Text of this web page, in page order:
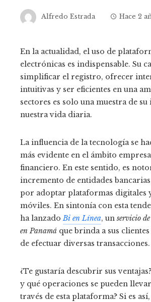
Alfredo Estrada Hace 2
En la actualidad, el uso de
electrónicas es indispensable. Su
simplificar el registro, ofrecer
intuitivas y ser eficientes en una
sectores es solo una muestra de
nuestra vida diaria.
La influencia de la tecnología se
más evidente en el ámbito
financiero. En este sentido, es
incremento de entidades
por adoptar plataformas digitales
móviles. En sintonía con esta
ha lanzadoBi en Línea, un servicio
en Panamá que brinda a sus
de efectuar diversas transacciones.
¿Te gustaría descubrir sus
y qué operaciones se pueden
través de esta plataforma? Si es